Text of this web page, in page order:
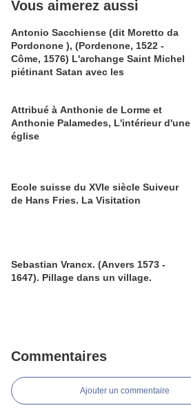
Vous aimerez aussi
Antonio Sacchiense (dit Moretto da
Pordonone ), (Pordenone, 1522 -
Côme, 1576) L'archange Saint Michel
piétinant Satan avec les
Attribué à Anthonie de Lorme et
Anthonie Palamedes, L'intérieur d'une
église
Ecole suisse du XVIe siècle Suiveur
de Hans Fries. La Visitation
Sebastian Vrancx. (Anvers 1573 -
1647). Pillage dans un village.
Commentaires
Ajouter un commentaire